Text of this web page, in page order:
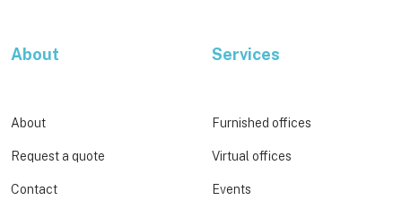
About
About
Request a quote
Contact
Services
Furnished offices
Virtual offices
Events